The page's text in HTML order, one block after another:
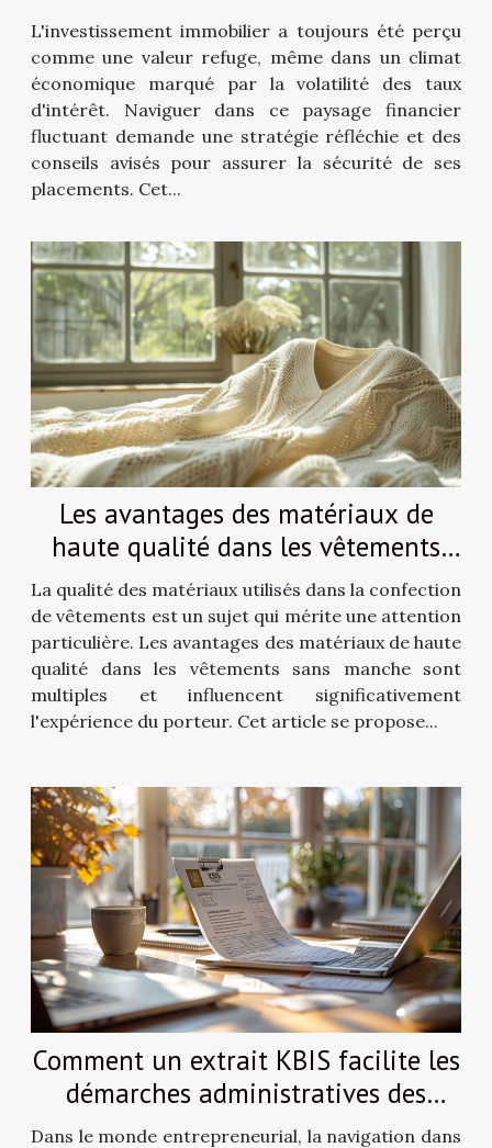
pour sécuriser votre investissement
L'investissement immobilier a toujours été perçu
comme une valeur refuge, même dans un climat
économique marqué par la volatilité des taux
d'intérêt. Naviguer dans ce paysage financier
fluctuant demande une stratégie réfléchie et des
conseils avisés pour assurer la sécurité de ses
placements. Cet...
Les avantages des matériaux de
haute qualité dans les vêtements
sans manche
La qualité des matériaux utilisés dans la confection
de vêtements est un sujet qui mérite une attention
particulière. Les avantages des matériaux de haute
qualité dans les vêtements sans manche sont
multiples et influencent significativement
l'expérience du porteur. Cet article se propose...
Comment un extrait KBIS facilite les
démarches administratives des
entreprises
Dans le monde entrepreneurial, la navigation dans